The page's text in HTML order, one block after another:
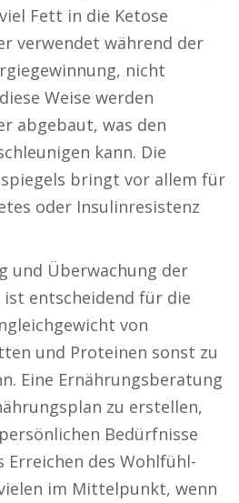
Fett in die Ketose
verwendet während der
nicht
Weise werden
abgebaut, was den
kann. Die
bringt vor allem für
oder Insulinresistenz
und Überwachung der
entscheidend für die
von
und Proteinen sonst zu
Eine Ernährungsberatung
zu erstellen,
Bedürfnisse
des Wohlfühl-
im Mittelpunkt, wenn